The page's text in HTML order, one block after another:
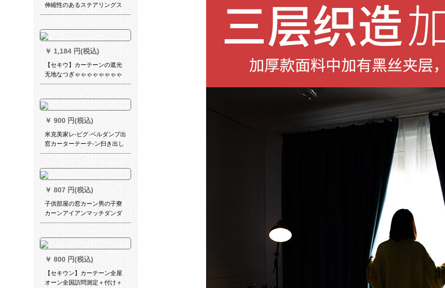
伸縮性のあるステアリングス
パム箪笥挂けハンガ195-370
￥ 1,184 円(税込)
【セキウ】カーテーンの遮光
无地なつぎゃゃゃゃゃゃゃゃ
ゃゃゃゃゃゃゃゃゃゃゃゃゃ
手北欧つづち色リング寝室オ
ーケーホールの扫き出し窓カ
ーテーテーオウーダレァァァ
ァーダーダーメトの幅は1
m*2.7 mです。
￥ 900 円(税込)
米克美家レ-ビグ·ベルダンプ出
窓カーターテーテ-ン扫き出し
窓レレスタ-ジ
￥ 807 円(税込)
子供部屋の窓カーン男の子寮
カーンアイアンマッチダンダ
ーアニメー遮光布复优者连盟
￥ 800 円(税込)
【セキウン】カーテーン全屋
オーン全国訪問測定＋付け＋